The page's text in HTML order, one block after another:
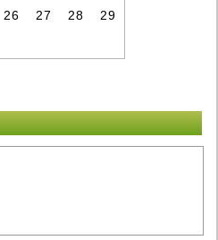
26 27 28
29